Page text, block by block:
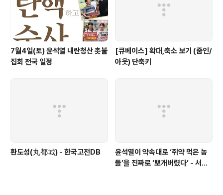
7월4일(토) 윤석열 내란청산 촛불
집회 전국 일정
[큐베이스] 확대,축소 보기 (줌인/
아웃) 단축키
환도성(丸都城) - 한국고전DB
윤석열이 약속대로 ‘쥐약 먹은 놈
들’을 진짜로 ‘뽀개버렸다’ - 서울